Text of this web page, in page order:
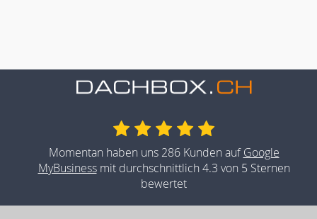
Momentan haben uns 286 Kunden aufGoogle
MyBusinessmit durchschnittlich 4.3 von 5 Sternen
bewertet